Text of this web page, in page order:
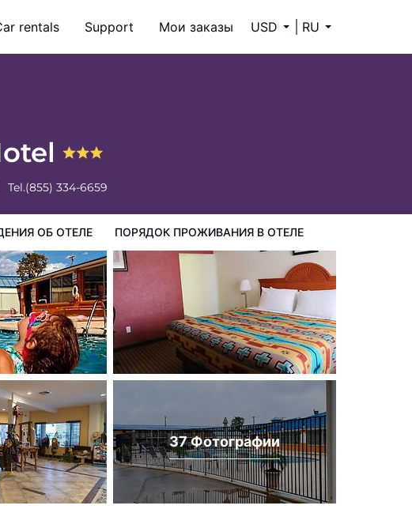
rentals Support Мои заказы USD RU
Tel.(855) 334-6659
ОБ ОТЕЛЕ ПОРЯДОК ПРОЖИВАНИЯ В ОТЕЛЕ
проживания в Отеле
37 Фотографии